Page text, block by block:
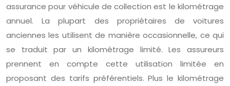
assurance pour véhicule de collection est le kilométrage
annuel. La plupart des propriétaires de voitures
anciennes les utilisent de manière occasionnelle, ce qui
se traduit par un kilométrage limité. Les assureurs
prennent en compte cette utilisation limitée en
proposant des tarifs préférentiels. Plus le kilométrage